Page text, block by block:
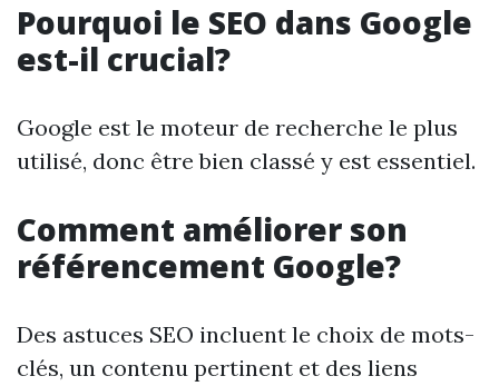
Pourquoi le SEO dans Google
est-il crucial?
Google est le moteur de recherche le plus
utilisé, donc être bien classé y est essentiel.
Comment améliorer son
référencement Google?
Des astuces SEO incluent le choix de mots-
clés, un contenu pertinent et des liens